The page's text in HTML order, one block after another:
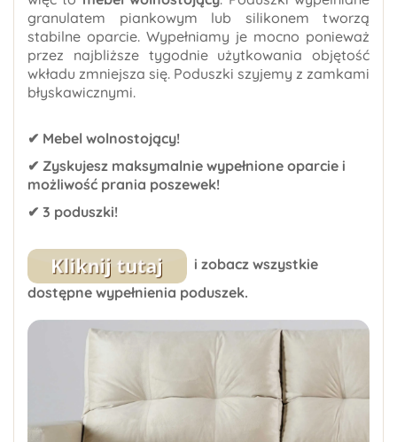
granulatem piankowym lub silikonem tworzą
stabilne oparcie. Wypełniamy je mocno ponieważ
przez najbliższe tygodnie użytkowania objętość
wkładu zmniejsza się. Poduszki szyjemy z zamkami
błyskawicznymi.
✔ Mebel wolnostojący!
✔ Zyskujesz maksymalnie wypełnione oparcie i
możliwość prania poszewek!
✔ 3 poduszki!
i zobacz wszystkie
dostępne wypełnienia poduszek.